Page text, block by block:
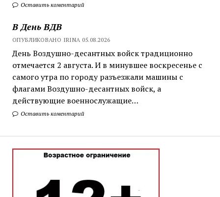
Оставить коментарий
В День ВДВ
ОПУБЛИКОВАНО IRINA 05.08.2026
День Воздушно-десантных войск традиционно
отмечается 2 августа. И в минувшее воскресенье с
самого утра по городу разъезжали машины с
флагами Воздушно-десантных войск, а
действующие военнослужащие…
Оставить коментарий